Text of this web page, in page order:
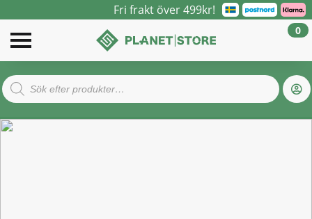
Fri frakt över 499kr!
0
Products
search